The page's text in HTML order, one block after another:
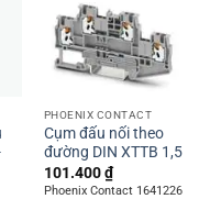
PHOENIX CONTACT
Cụm đấu nối theo
đường DIN XTTB 1,5
101.400₫
Phoenix Contact 1641226